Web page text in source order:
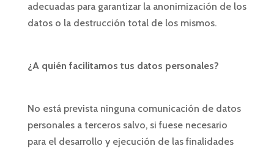
adecuadas para garantizar la anonimización de los
datos o la destrucción total de los mismos.
¿A quién facilitamos tus datos personales?
No está prevista ninguna comunicación de datos
personales a terceros salvo, si fuese necesario
para el desarrollo y ejecución de las finalidades